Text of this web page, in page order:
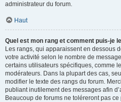
administrateur du forum.
Haut
Quel est mon rang et comment puis-je
Les rangs, qui apparaissent en dessous
votre activité selon le nombre de
certains utilisateurs spécifiques, comme
modérateurs. Dans la plupart des cas,
modifier le texte des rangs du forum.
publiant inutilement des messages afin
Beaucoup de forums ne toléreront pas